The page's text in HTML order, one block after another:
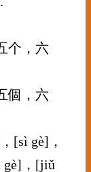
个，六
個，六
[sì gè]，
gè]，[jiǔ